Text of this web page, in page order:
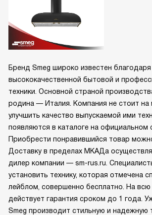
Бренд Smeg широко известен
высококачественной бытовой и
техники. Основной страной
родина — Италия. Компания не стоит на
улучшить качество выпускаемой ими
появляются в каталоге на официальном
Приобрести понравившийся товар
Доставку в пределах МКАДа
дилер компании — sm-rus.ru.
установить технику, которая отмечена
лейблом, совершенно бесплатно. На
действует гарантия сроком до 1 года.
Smeg производит стильную и надежную